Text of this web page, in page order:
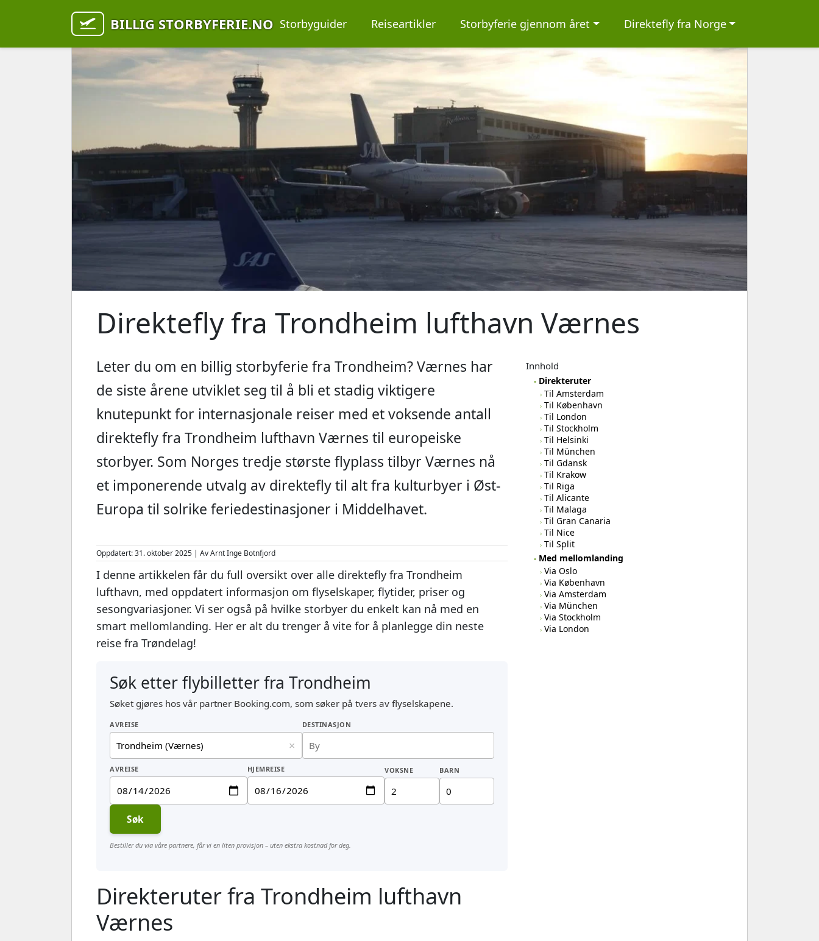
BILLIG STORBYFERIE.NO Storbyguider Reiseartikler Storbyferie gjennom året Direktefly fra Norge
Direktefly fra Trondheim lufthavn Værnes
Leter du om en billig storbyferie fra Trondheim? Værnes har
de siste årene utviklet seg til å bli et stadig viktigere
knutepunkt for internasjonale reiser med et voksende antall
direktefly fra Trondheim lufthavn Værnes til europeiske
storbyer. Som Norges tredje største flyplass tilbyr Værnes nå
et imponerende utvalg av direktefly til alt fra kulturbyer i Øst-
Europa til solrike feriedestinasjoner i Middelhavet.
Oppdatert: 31. oktober 2025 | Av Arnt Inge Botnfjord
I denne artikkelen får du full oversikt over alle direktefly fra Trondheim
lufthavn, med oppdatert informasjon om flyselskaper, flytider, priser og
sesongvariasjoner. Vi ser også på hvilke storbyer du enkelt kan nå med en
smart mellomlanding. Her er alt du trenger å vite for å planlegge din neste
reise fra Trøndelag!
Søk etter flybilletter fra Trondheim
Søket gjøres hos vår partner Booking.com, som søker på tvers av flyselskapene.
AVREISE
×
DESTINASJON
AVREISE HJEMREISE VOKSNE BARN
Søk
Bestiller du via våre partnere, får vi en liten provisjon – uten ekstra kostnad for deg.
Direkteruter fra Trondheim lufthavn
Værnes
Innhold
Direkteruter
Til Amsterdam
Til København
Til London
Til Stockholm
Til Helsinki
Til München
Til Gdansk
Til Krakow
Til Riga
Til Alicante
Til Malaga
Til Gran Canaria
Til Nice
Til Split
Med mellomlanding
Via Oslo
Via København
Via Amsterdam
Via München
Via Stockholm
Via London